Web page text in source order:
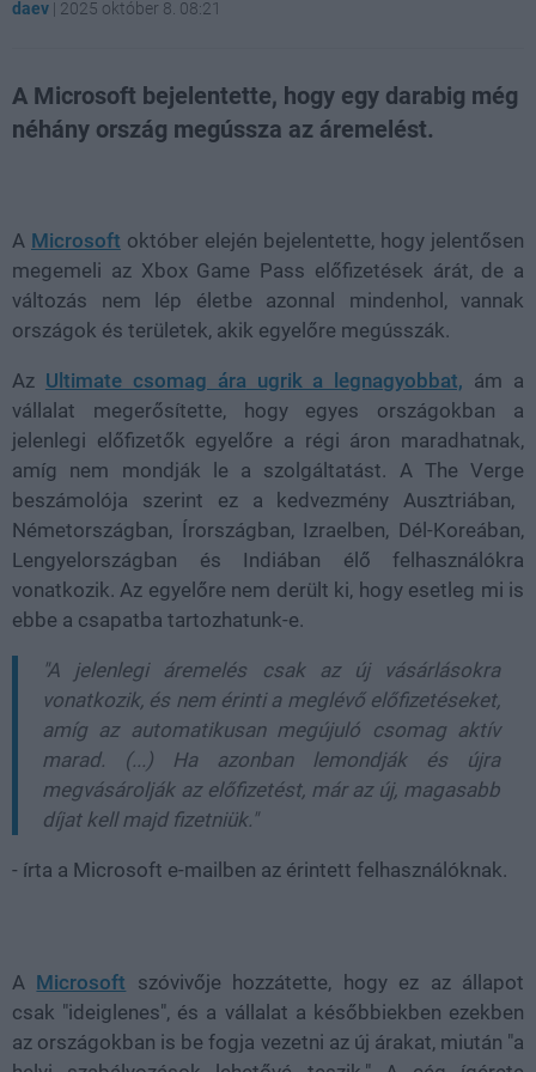
daev | 2025 október 8. 08:21
A Microsoft bejelentette, hogy egy darabig még
néhány ország megússza az áremelést.
A Microsoft október elején bejelentette, hogy jelentősen
megemeli az Xbox Game Pass előfizetések árát, de a
változás nem lép életbe azonnal mindenhol, vannak
országok és területek, akik egyelőre megússzák.
Az Ultimate csomag ára ugrik a legnagyobbat, ám a
vállalat megerősítette, hogy egyes országokban a
jelenlegi előfizetők egyelőre a régi áron maradhatnak,
amíg nem mondják le a szolgáltatást. A The Verge
beszámolója szerint ez a kedvezményAusztriában,
Németországban, Írországban, Izraelben, Dél-Koreában,
Lengyelországban és Indiában élő felhasználókra
vonatkozik. Az egyelőre nem derült ki, hogy esetleg mi is
ebbe a csapatba tartozhatunk-e.
"A jelenlegi áremelés csak az új vásárlásokra
vonatkozik, és nem érinti a meglévő előfizetéseket,
amíg az automatikusan megújuló csomag aktív
marad. (...) Ha azonban lemondják és újra
megvásárolják az előfizetést, már az új, magasabb
díjatkell majd fizetniük."
- írta a Microsoft e-mailben az érintett felhasználóknak.
A Microsoft szóvivője hozzátette, hogy ez az állapot
csak "ideiglenes", és a vállalat a későbbiekben ezekben
az országokban is be fogja vezetni az új árakat, miután "a